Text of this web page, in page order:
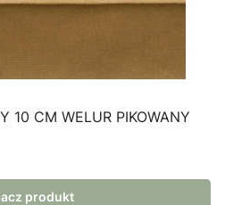
10 CM WELUR PIKOWANY
produkt